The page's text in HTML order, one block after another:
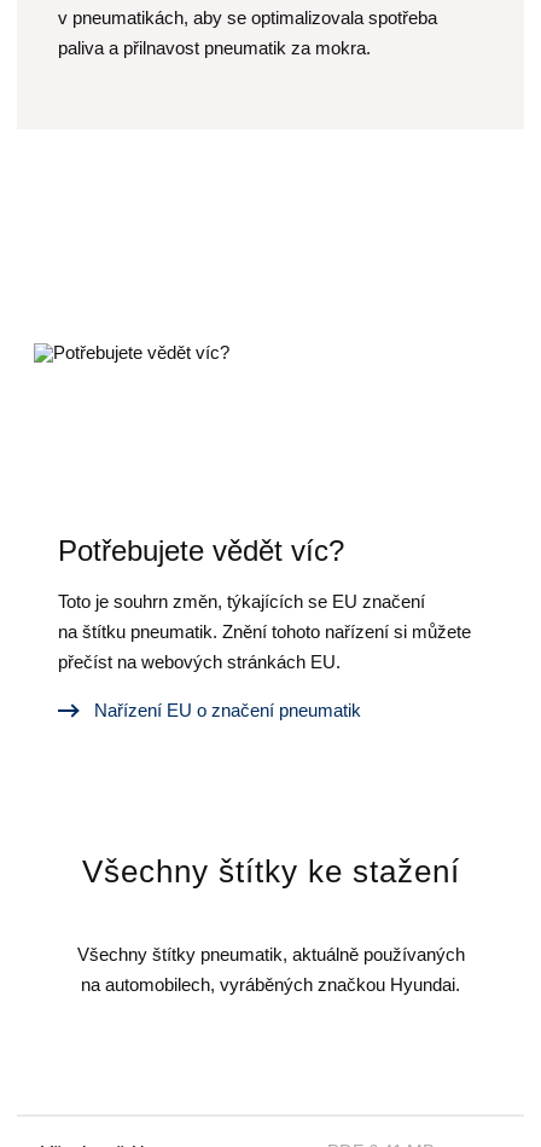
v pneumatikách, aby se optimalizovala spotřeba
paliva a přilnavost pneumatik za mokra.
Potřebujete vědět víc?
Toto je souhrn změn, týkajících se EU značení
na štítku pneumatik. Znění tohoto nařízení si můžete
přečíst na webových stránkách EU.
Nařízení EU o značení pneumatik
Všechny štítky ke stažení
Všechny štítky pneumatik, aktuálně používaných
na automobilech, vyráběných značkou Hyundai.